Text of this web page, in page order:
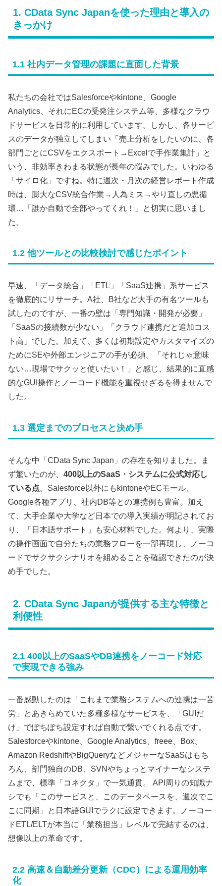
1. CData Sync Japanを使った理由と導入の
きっかけ
1.1 社内データ管理の課題に直面した背景
私たちの会社ではSalesforceやkintone、Google
Analytics、それにECの受発注システム等、多様なクラウ
ドサービスを日常的に利用しています。しかし、各サービ
スのデータが独立してしまい「売上分析をしたいのに、各
部門ごとにCSVをエクスポート→Excelで手作業集計」と
いう、非効率きわまる状態が長年の悩みでした。いわゆる
「サイロ化」ですね。特に週次・月次の経営レポート作成
時は、膨大なCSV統合作業→人為ミス→やり直しの悪循
環…「誰か自動で全部やってくれ！」と切実に思いまし
た。
1.2 他ツールとの比較検討で感じたポイント
早速、「データ統合」「ETL」「SaaS連携」系サービス
を徹底的にリサーチ。A社、B社など大手の有名ツールも
試したのですが、一番の壁は「専門知識・開発が必要」
「SaaSの接続数が少ない」「クラウド連携だと追加コス
ト高」でした。加えて、多くは初期設定やカスタマイズの
ためにSEや外部エンジニアの手が必須。「それじゃ意味
ない…現場でサクッと使いたい！」と感じ、結果的に直感
的なGUI操作とノーコード機能を重視せざるを得ませんで
した。
1.3 選定までのプロセスと決め手
そんな中「CData Sync Japan」の存在を知りました。ま
ず驚いたのが、 400以上のSaaS・システムに公式対応し
ている点。Salesforce以外にもkintoneやECモール、
Google各種アプリ、社内DB等との連携例も豊富。加え
て、大手企業や大学など日本での導入実績が明記されてお
り、「日本語サポート」も安心材料でした。何より、実際
の操作画面で自分たちの業務フローを一部再現し、ノーコ
ードでサクサクシナリオを組めることを確認できたのが決
め手でした。
2. CData Sync Japanが提供する主な特徴と
利便性
2.1 400以上のSaaSやDB連携をノーコード対応
で実現できる強み
一番感動したのは「これまで業務システムへの連携は一苦
労」とあきらめていた多種多様なサービスを、「GUIだ
け」でぽちぽち設定すれば自動で繋いでくれる点です。
Salesforceやkintone、Google Analytics、freee、Box、
Amazon RedshiftやBigQueryなどメジャーなSaaSはもち
ろん、部門独自のDB、SVNやちょっとマイナーなシステ
ムまで、標準「コネクタ」で一気通貫。 API周りの知識ナ
シでも「このサービスと、このデータベースを、週次でこ
こに同期」と日本語GUIでラクに設定できます。ノーコー
ドETL/ELTが本当に「業務担当」レベルで完結するのは、
想像以上の革命です。
2.2 高速＆自動差分更新（CDC）による運用効率
化